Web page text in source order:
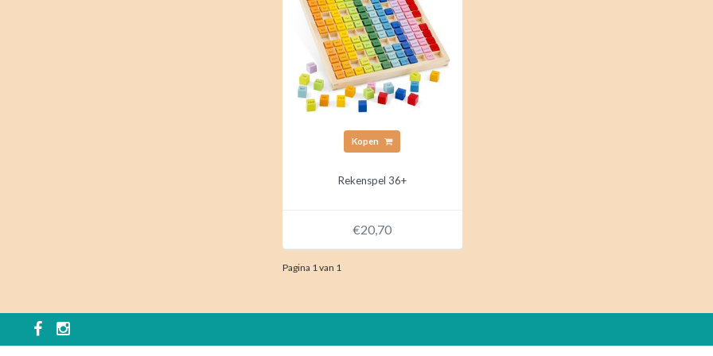
Kopen
Rekenspel 36+
€20,70
Pagina 1 van 1